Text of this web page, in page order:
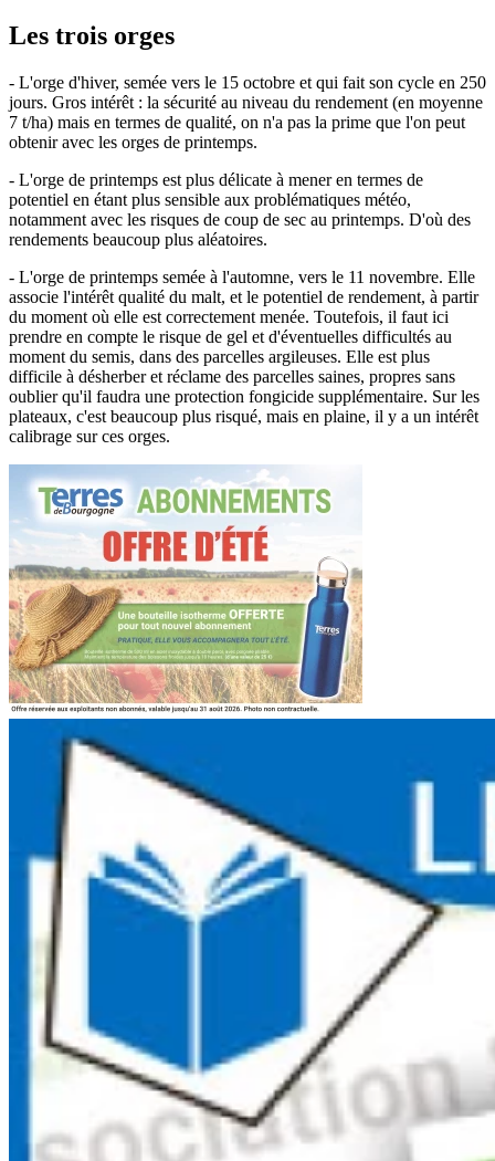
Les trois orges
- L'orge d'hiver, semée vers le 15 octobre et qui fait son cycle en 250
jours. Gros intérêt : la sécurité au niveau du rendement (en moyenne
7 t/ha) mais en termes de qualité, on n'a pas la prime que l'on peut
obtenir avec les orges de printemps.
- L'orge de printemps est plus délicate à mener en termes de
potentiel en étant plus sensible aux problématiques météo,
notamment avec les risques de coup de sec au printemps. D'où des
rendements beaucoup plus aléatoires.
- L'orge de printemps semée à l'automne, vers le 11 novembre. Elle
associe l'intérêt qualité du malt, et le potentiel de rendement, à partir
du moment où elle est correctement menée. Toutefois, il faut ici
prendre en compte le risque de gel et d'éventuelles difficultés au
moment du semis, dans des parcelles argileuses. Elle est plus
difficile à désherber et réclame des parcelles saines, propres sans
oublier qu'il faudra une protection fongicide supplémentaire. Sur les
plateaux, c'est beaucoup plus risqué, mais en plaine, il y a un intérêt
calibrage sur ces orges.